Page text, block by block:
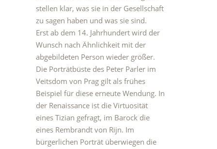
stellen klar, was sie in der Gesellschaft
zu sagen haben und was sie sind.
Erst ab dem 14. Jahrhundert wird der
Wunsch nach Ähnlichkeit mit der
abgebildeten Person wieder größer.
Die Porträtbüste des Peter Parler im
Veitsdom von Prag gilt als frühes
Beispiel für diese erneute Wendung. In
der Renaissance ist die Virtuosität
eines Tizian gefragt, im Barock die
eines Rembrandt von Rijn. Im
bürgerlichen Porträt überwiegen die